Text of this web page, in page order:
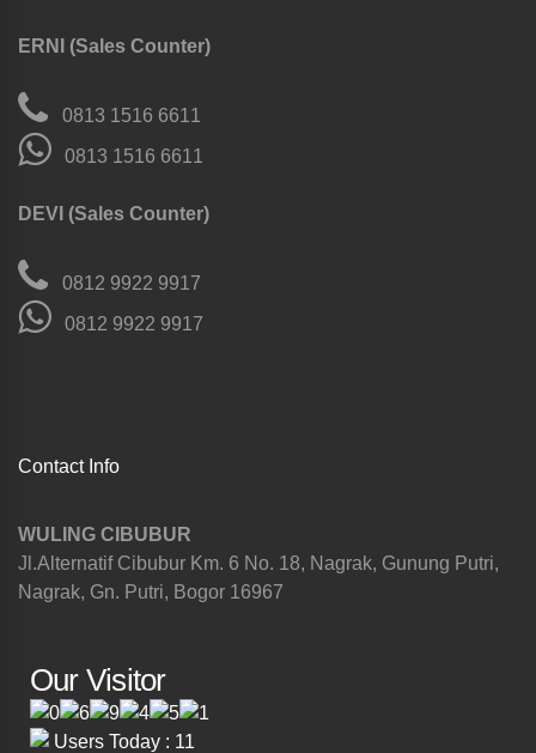
ERNI (Sales Counter)
0813 1516 6611
0813 1516 6611
DEVI (Sales Counter)
0812 9922 9917
0812 9922 9917
Contact Info
WULING CIBUBUR
Jl.Alternatif Cibubur Km. 6 No. 18, Nagrak, Gunung Putri,
Nagrak, Gn. Putri, Bogor 16967
Our Visitor
Users Today : 11